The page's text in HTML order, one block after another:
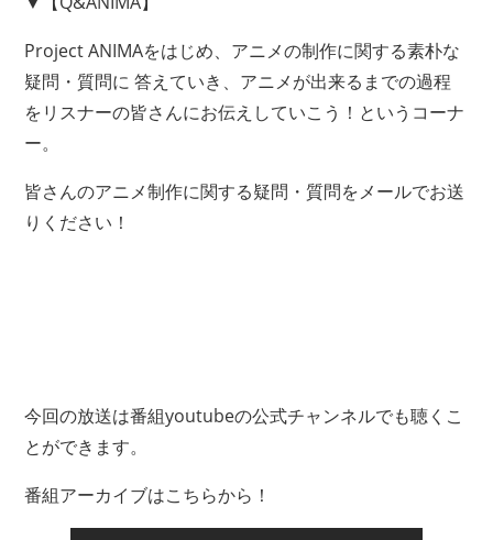
Project ANIMAをはじめ、アニメの制作に関する素朴な
疑問・質問に 答えていき、アニメが出来るまでの過程
をリスナーの皆さんにお伝えしていこう！というコーナ
ー。
皆さんのアニメ制作に関する疑問・質問をメールでお送
りください！
今回の放送は番組youtubeの公式チャンネルでも聴くこ
とができます。
番組アーカイブはこちらから！